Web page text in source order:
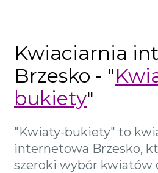
Kwiaciarnia
Brzesko - "
bukiety"
"Kwiaty-bukiety" to
internetowa Brzesko,
szeroki wybór kwiatów